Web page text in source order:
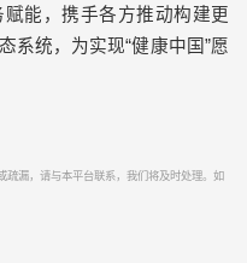
能，携手各方推动构建更
系统，为实现“健康中国”愿
漏，请与本平台联系，我们将及时处理。如